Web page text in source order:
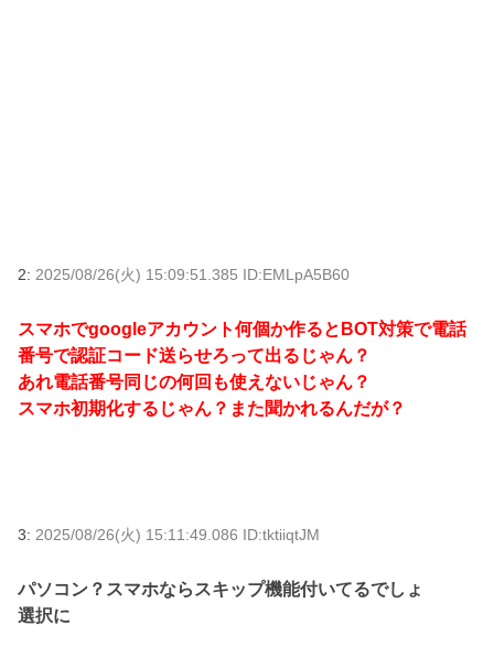
2: 2025/08/26(火) 15:09:51.385 ID:EMLpA5B60
スマホでgoogleアカウント何個か作るとBOT対策で電話
番号で認証コード送らせろって出るじゃん？
あれ電話番号同じの何回も使えないじゃん？
スマホ初期化するじゃん？また聞かれるんだが？
3: 2025/08/26(火) 15:11:49.086 ID:tktiiqtJM
パソコン？スマホならスキップ機能付いてるでしょ
選択に